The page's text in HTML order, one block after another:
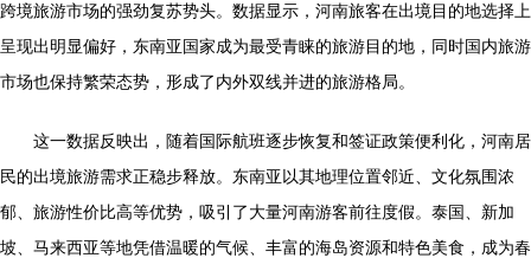
跨境旅游市场的强劲复苏势头。数据显示，河南旅客在出境目的地选择上
呈现出明显偏好，东南亚国家成为最受青睐的旅游目的地，同时国内旅游
市场也保持繁荣态势，形成了内外双线并进的旅游格局。
这一数据反映出，随着国际航班逐步恢复和签证政策便利化，河南居
民的出境旅游需求正稳步释放。东南亚以其地理位置邻近、文化氛围浓
郁、旅游性价比高等优势，吸引了大量河南游客前往度假。泰国、新加
坡、马来西亚等地凭借温暖的气候、丰富的海岛资源和特色美食，成为春